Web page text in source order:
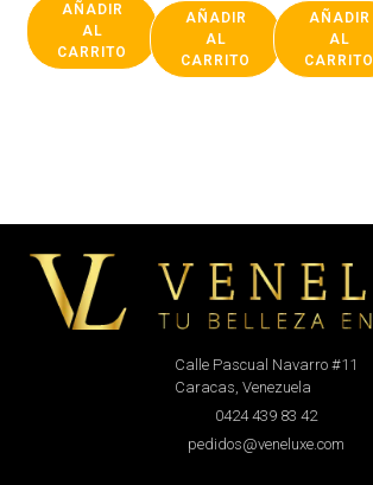
AÑADIR
AL
CARRITO
AÑADIR
AL
CARRITO
AÑADIR
AL
CARRITO
Calle Pascual Navarro #11
Caracas, Venezuela
0424 439 83 42
pedidos@veneluxe.com